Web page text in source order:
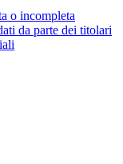
o incompleta
da parte dei titolari